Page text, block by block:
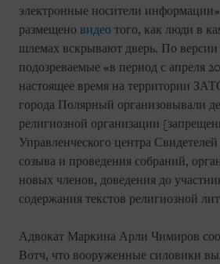
электронные носители
размещено видео того, как люди в
шлемах вскрывают дверь. По версии
подозреваемые «в период с апреля
настоящее время на территории
города Полярный организовывали
религиозной организации
Управленческого центра
созыва и проведения собраний,
новых членов, доведения до
содержания текстов религиозной
Адвокат Маркина Арли Чимиров
Вотч, что вооруженные силовики